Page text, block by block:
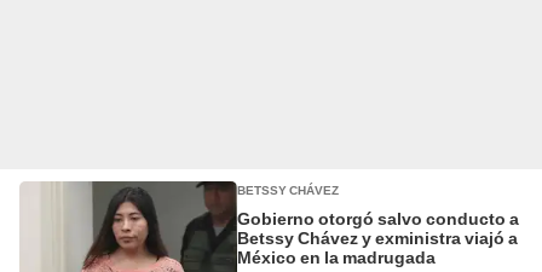
BETSSY CHÁVEZ
Gobierno otorgó salvo conducto a
Betssy Chávez y exministra viajó a
México en la madrugada